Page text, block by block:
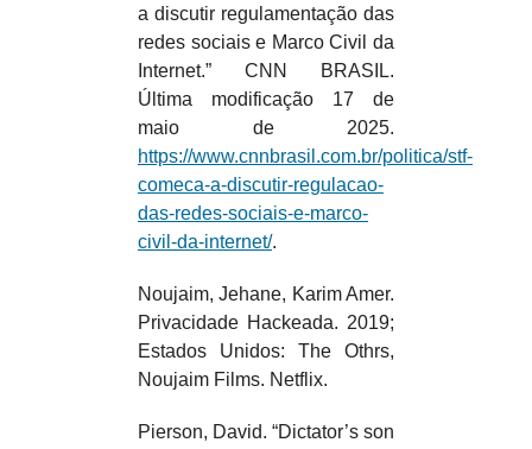
a discutir regulamentação das
redes sociais e Marco Civil da
Internet.” CNN BRASIL.
Última modificação 17 de
maio de 2025.
https://www.cnnbrasil.com.br/politica/stf-
comeca-a-discutir-regulacao-
das-redes-sociais-e-marco-
civil-da-internet/.
Noujaim, Jehane, Karim Amer.
Privacidade Hackeada. 2019;
Estados Unidos: The Othrs,
Noujaim Films. Netflix.
Pierson, David. “Dictator’s son